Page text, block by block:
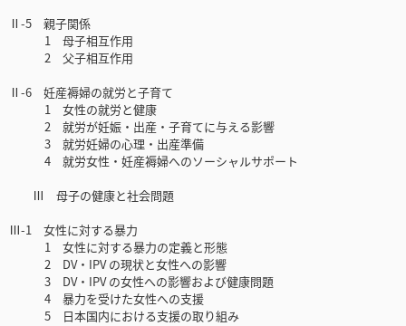
Ⅱ-5 親子関係
1 母子相互作用
2 父子相互作用
Ⅱ-6 妊産褥婦の就労と子育て
1 女性の就労と健康
2 就労が妊娠・出産・子育てに与える影響
3 就労妊婦の心理・出産準備
4 就労女性・妊産褥婦へのソーシャルサポート
Ⅲ 母子の健康と社会問題
Ⅲ-1 女性に対する暴力
1 女性に対する暴力の定義と形態
2 DV・IPV の現状と女性への影響
3 DV・IPV の女性への影響および健康問題
4 暴力を受けた女性への支援
5 日本国内における支援の取り組み